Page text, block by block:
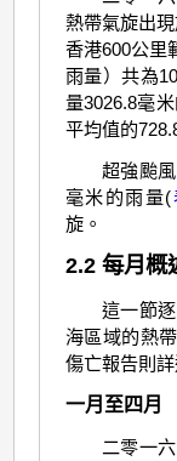
熱帶氣旋出
香港600公里
雨量）共為
量3026.8毫
平均值的
超強颱
毫米的雨量(
旋。
2.2 每月概
這一節
海區域的熱
傷亡報告則
一月至四月
二零一